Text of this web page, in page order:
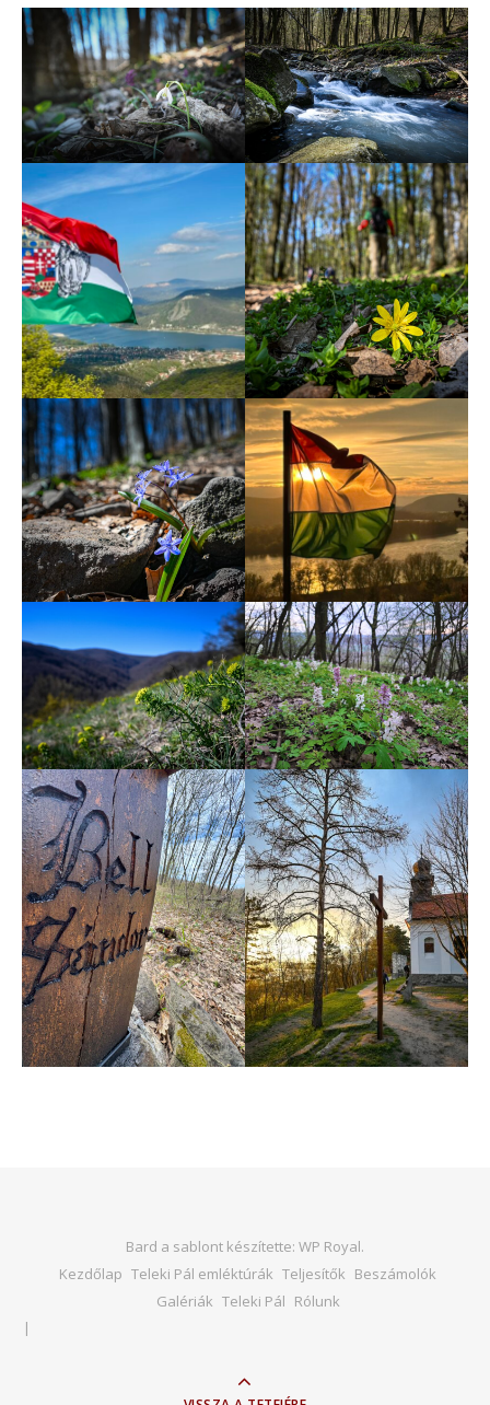
Bard a sablont készítette: WP Royal.
Kezdőlap Teleki Pál emléktúrák Teljesítők Beszámolók
Galériák Teleki Pál Rólunk